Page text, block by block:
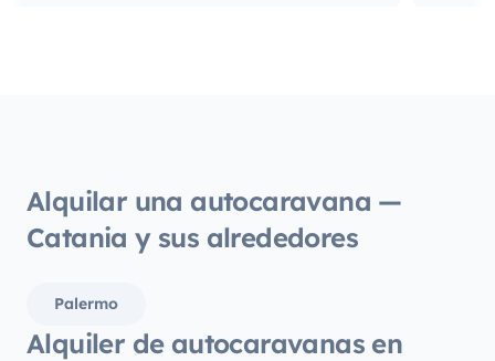
Alquilar una autocaravana —
Catania y sus alrededores
Palermo
Alquiler de autocaravanas en